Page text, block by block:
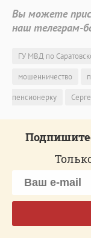
Вы можете
наш телеграм-
ГУ МВД по
мошенничество
пенсионерку